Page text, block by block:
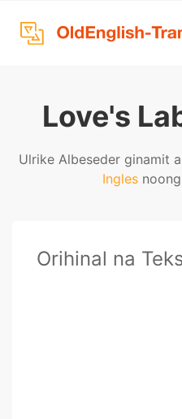
Love's
Ulrike Albeseder ginamit
Ingles
Orihinal na